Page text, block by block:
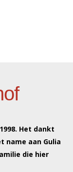
Het dankt
name aan Gulia
die hier